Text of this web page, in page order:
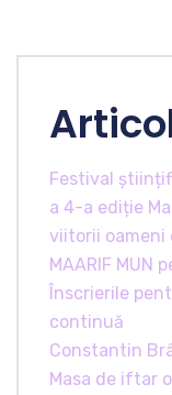
Festival
a 4-a ediție
viitorii oameni
MAARIF MUN
Înscrierile
continuă
Constantin
Masa de iftar